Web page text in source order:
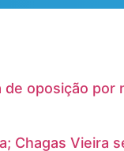
de oposição por
Chagas Vieira